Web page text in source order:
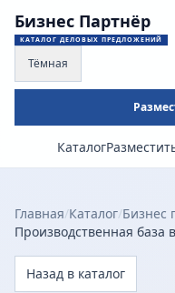
Бизнес Партнёр
КАТАЛОГ ДЕЛОВЫХ ПРЕДЛОЖЕНИЙ
Тёмная
Каталог
Главная/Каталог/Бизнес
Производственная база
Назад в каталог